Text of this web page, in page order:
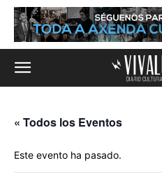
« Todos los Eventos
Este evento ha pasado.